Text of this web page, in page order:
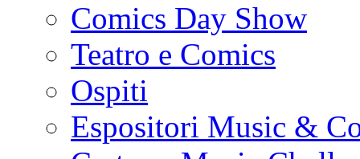
Comics Day Show
Teatro e Comics
Ospiti
Espositori Music &